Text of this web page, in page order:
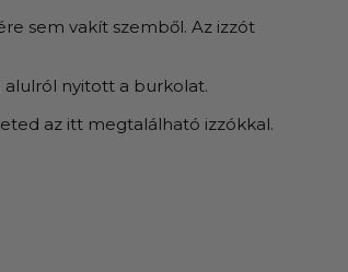
sem vakít szemből. Az izzót
nyitott a burkolat.
az itt megtalálható izzókkal.